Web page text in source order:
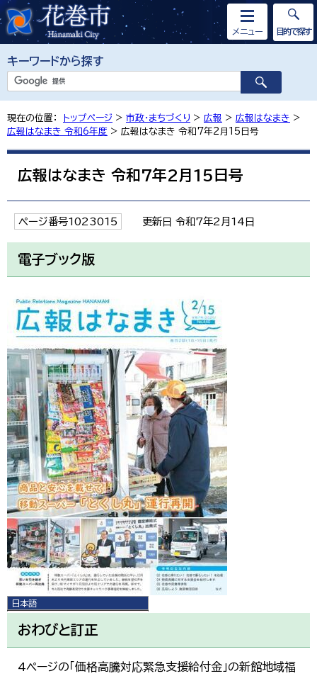
キーワードから探す
メニュー
日本語
English
繁體中文
目的で探す
現在の位置： トップページ > 市政・まちづくり > 広報 > 広報はなまき >
広報はなまき 令和6年度 > 広報はなまき 令和7年2月15日号
広報はなまき 令和7年2月15日号
ページ番号1023015 更新日 令和7年2月14日
電子ブック版
おわびと訂正
4ページの「価格高騰対応緊急支援給付金」の新館地域福